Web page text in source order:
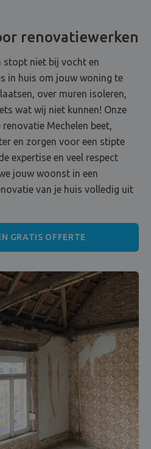
renovatiewerken
stopt niet bij vocht en
in huis om jouw woning te
over muren isoleren,
wat wij niet kunnen! Onze
Mechelen beet,
en zorgen voor een stipte
expertise en veel respect
jouw woonst in een
van je huis volledig uit
GRATIS OFFERTE